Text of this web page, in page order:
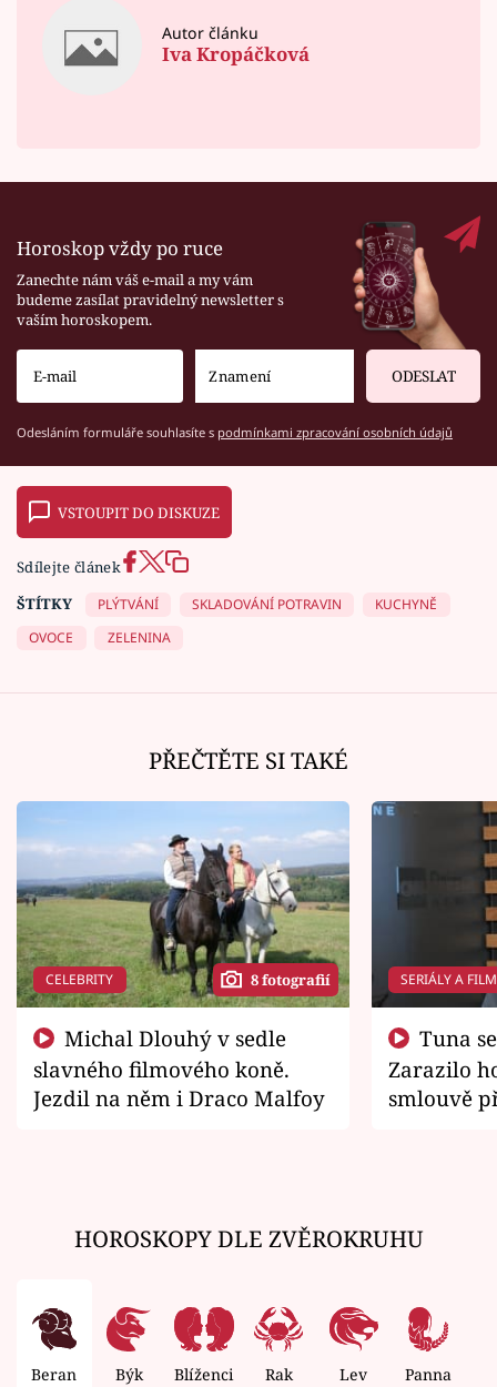
Autor článku
Iva Kropáčková
Horoskop vždy po ruce
Zanechte nám váš e-mail a my vám
budeme zasílat pravidelný newsletter s
vaším horoskopem.
ODESLAT
Odesláním formuláře souhlasíte s podmínkami zpracování osobních údajů
VSTOUPIT DO DISKUZE
Sdílejte článek
ŠTÍTKY
PLÝTVÁNÍ SKLADOVÁNÍ POTRAVIN
KUCHYNĚ
OVOCE
ZELENINA
PŘEČTĚTE SI TAKÉ
CELEBRITY 8 fotografií
slavného filmového koně.
Jezdil na něm i Draco Malfoy
SERIÁLY A
Zarazilo
smlouvě
HOROSKOPY DLE ZVĚROKRUHU
Beran Býk Blíženci Rak Lev Panna